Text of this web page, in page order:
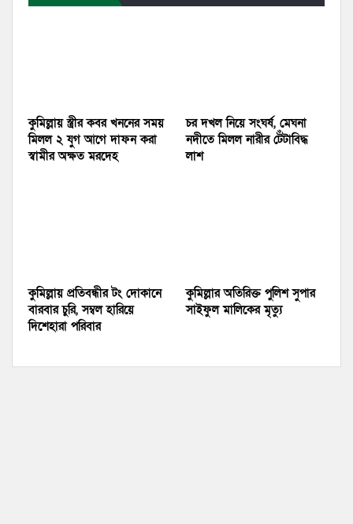
কুমিল্লায় স্ত্রীর কবর খননের সময়
মিলল ২ যুগ আগে দাফন করা
স্বামীর অক্ষত মরদেহ
চর দখল নিয়ে সংঘর্ষ, মেঘনা
নদীতে মিলল নারীর টেঁটাবিদ্ধ
লাশ
কুমিল্লায় প্রতিবন্ধীর টং দোকানে
বারবার চুরি, সম্বল হারিয়ে
দিশেহারা পরিবার
কুমিল্লার অতিরিক্ত পুলিশ সুপার
সাইফুল মালিকের মৃত্যু